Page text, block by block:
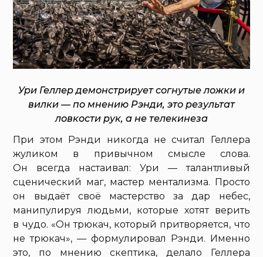
Ури Геллер демонстрирует согнутые ложки и
вилки — по мнению Рэнди, это результат
ловкости рук, а не телекинеза
При этом Рэнди никогда не считал Геллера
жуликом в привычном смысле слова.
Он всегда настаивал: Ури — талантливый
сценический маг, мастер ментализма. Просто
он выдаёт своё мастерство за дар небес,
манипулируя людьми, которые хотят верить
в чудо. «Он трюкач, который притворяется, что
не трюкач», — формулировал Рэнди. Именно
это, по мнению скептика, делало Геллера